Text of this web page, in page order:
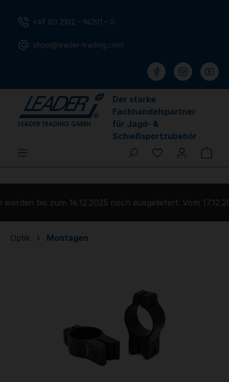
+49 (0) 2102 – 94201 – 0
shop@leader-trading.com
Der starke
Fachhandelspartner
für Jagd- &
Schießsportzubehör
Du hast 0
bis zum 16.12.2025 noch ausgeliefert. Vom
Optik Montagen